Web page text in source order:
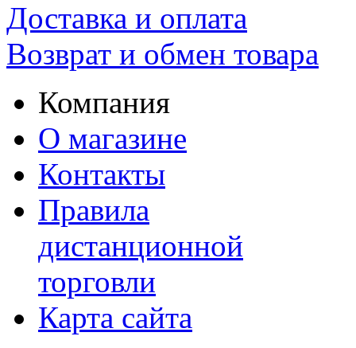
Доставка и оплата
Возврат и обмен товара
Компания
О магазине
Контакты
Правила
дистанционной
торговли
Карта сайта